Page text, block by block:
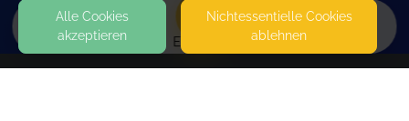
EVENTS
Alle Cookies
akzeptieren
Nicht­essentielle Cookies
ablehnen